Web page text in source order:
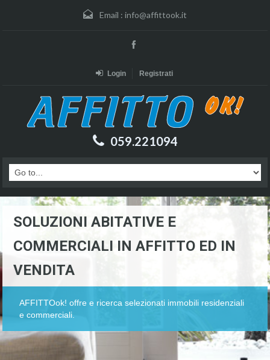
Email : info@affittook.it
Login Registrati
059.221094
SOLUZIONI ABITATIVE E
COMMERCIALI IN AFFITTO ED IN
VENDITA
AFFITTOok! offre e ricerca selezionati immobili residenziali
e commerciali.